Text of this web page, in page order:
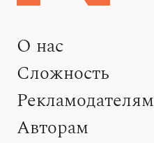
О нас
Сложность
Рекламодателям
Авторам